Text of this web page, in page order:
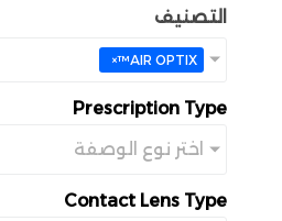
التصنيف
AIR OPTIX™
×
Prescription Type
اختر نوع الوصفة
Contact Lens Type